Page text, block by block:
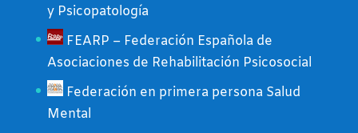
y Psicopatología
FEARP – Federación Española de
Asociaciones de Rehabilitación Psicosocial
Federación en primera persona Salud
Mental